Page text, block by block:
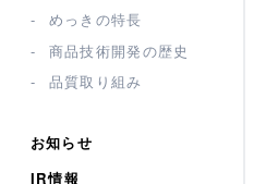
めっきの特長
商品技術開発の歴史
品質取り組み
お知らせ
IR情報